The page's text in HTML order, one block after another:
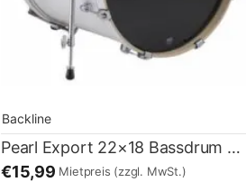
Backline
Pearl Export 22×18 Bassdrum weiß
€15,99 Mietpreis (zzgl. MwSt.)